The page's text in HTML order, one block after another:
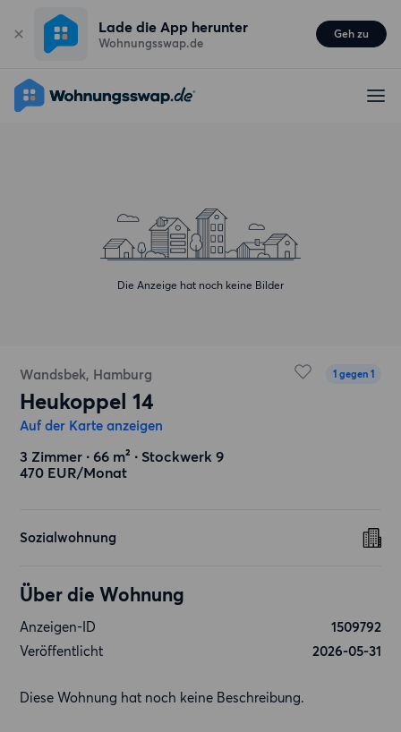
Lade die App herunter
Wohnungsswap.de
Geh zu
Die Anzeige hat noch keine Bilder
Wandsbek, Hamburg 1 gegen 1
Heukoppel 14
Auf der Karte anzeigen
3 Zimmer ∙ 66 m² ∙ Stockwerk 9
470 EUR/Monat
Sozialwohnung
Über die Wohnung
Anzeigen-ID
1509792
Veröffentlicht
2026-05-31
Diese Wohnung hat noch keine Beschreibung.